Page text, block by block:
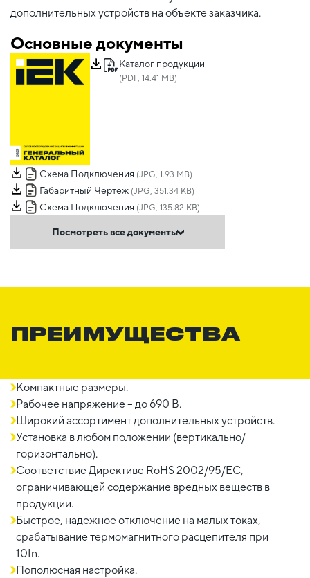
дополнительных устройств на объекте заказчика.
Основные документы
Каталог продукции
(PDF, 14.41 MB)
Схема Подключения (JPG, 1.93 MB)
Габаритный Чертеж (JPG, 351.34 KB)
Схема Подключения (JPG, 135.82 KB)
Посмотреть все документы
ПРЕИМУЩЕСТВА
Компактные размеры.
Рабочее напряжение – до 690 В.
Широкий ассортимент дополнительных устройств.
Установка в любом положении (вертикально/
горизонтально).
Соответствие Директиве RoHS 2002/95/EC,
ограничивающей содержание вредных веществ в
продукции.
Быстрое, надежное отключение на малых токах,
срабатывание термомагнитного расцепителя при
10In.
Пополюсная настройка.